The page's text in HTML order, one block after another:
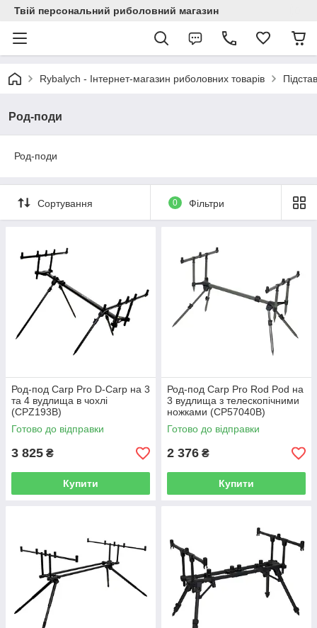
Твій персональний риболовний магазин
Rybalych - Інтернет-магазин риболовних товарів
Род-поди
Род-поди
Сортування 0 Фільтри
Род-под Carp Pro D-Carp на 3
та 4 вудлища в чохлі
(CPZ193B)
Готово до відправки
3 825 ₴
Купити
Род-под Carp Pro Rod Pod на
3 вудлища з телескопічними
ножками (CP57040B)
Готово до відправки
2 376 ₴
Купити